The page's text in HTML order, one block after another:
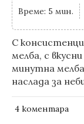
Време: 5 мин.
С
мелба, с
минутна
наслада за
4 kоментара